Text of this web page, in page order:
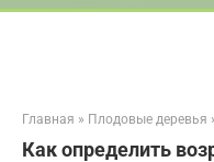
Главная » Плодовые деревья
Как определить